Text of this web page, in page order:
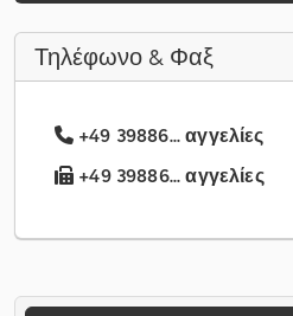
Τηλέφωνο & Φαξ
+49 39886... αγγελίες
+49 39886... αγγελίες